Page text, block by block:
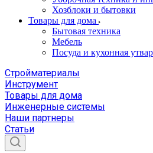
Хозблоки и бытовки
Товары для дома
Бытовая техника
Мебель
Посуда и кухонная
Стройматериалы
Инструмент
Товары для дома
Инженерные системы
Наши партнеры
Статьи